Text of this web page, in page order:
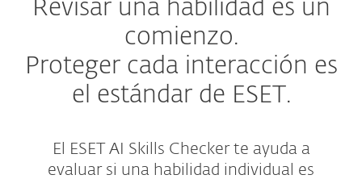
Revisar una habilidad es un
comienzo.
Proteger cada interacción es
el estándar de ESET.
El ESET AI Skills Checker te ayuda a
evaluar si una habilidad individual es